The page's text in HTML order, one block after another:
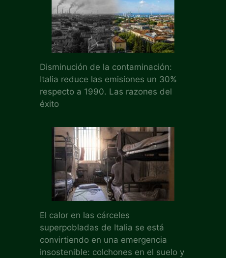
Disminución de la contaminación:
Italia reduce las emisiones un 30%
respecto a 1990. Las razones del
éxito
El calor en las cárceles
superpobladas de Italia se está
convirtiendo en una emergencia
insostenible: colchones en el suelo y